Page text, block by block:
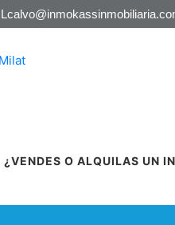
¿VENDES O ALQUILAS UN